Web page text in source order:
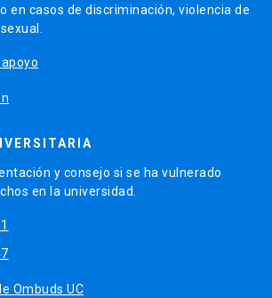
en casos de discriminación, violencia de
y consejo si se ha vulnerado
en la universidad.
Ombuds UC